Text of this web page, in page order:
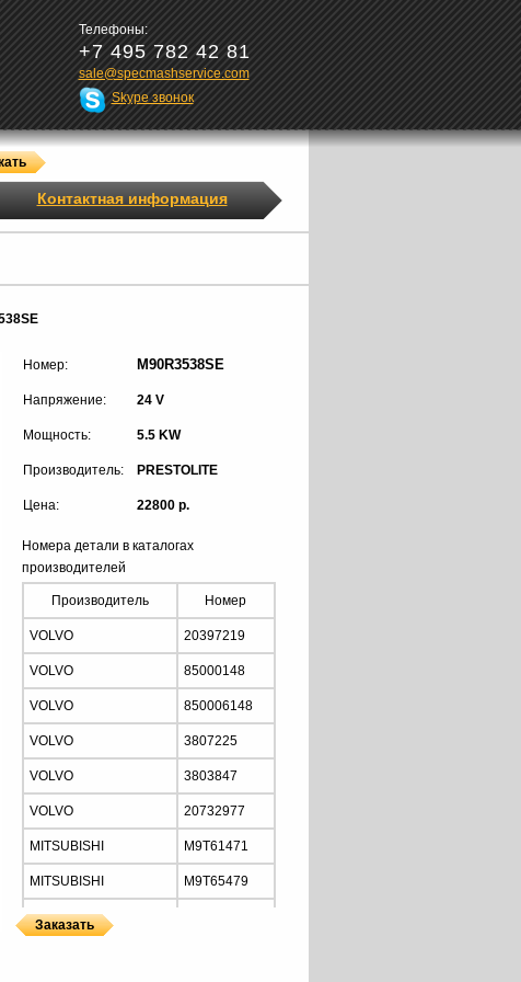
Телефоны:
+7 495 782 42 81
sale@specmashservice.com
Skype звонок
Контактная информация
Номер: M90R3538SE
Напряжение: 24 V
Мощность: 5.5 KW
Производитель: PRESTOLITE
Цена: 22800 р.
Номера детали в каталогах
производителей
Производитель Номер
VOLVO 20397219
VOLVO 85000148
VOLVO 850006148
VOLVO 3807225
VOLVO 3803847
VOLVO 20732977
MITSUBISHI M9T61471
MITSUBISHI M9T65479
MITSUBISHI